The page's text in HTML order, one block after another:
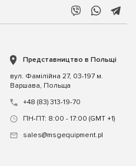
Представництво в Польщі
вул. Фамілійна 27, 03-197 м.
Варшава, Польща
+48 (83) 313-19-70
ПН-ПТ: 8:00 - 17:00 (GMT +1)
sales@msgequipment.pl